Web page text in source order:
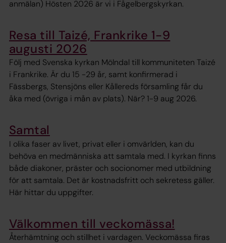
anmälan) Hösten 2026 är vi i Fågelbergskyrkan.
Resa till Taizé, Frankrike 1-9
augusti 2026
Följ med Svenska kyrkan Mölndal till kommuniteten Taizé
i Frankrike. Är du 15 -29 år, samt konfirmerad i
Fässbergs, Stensjöns eller Kållereds församling får du
åka med (övriga i mån av plats). När? 1-9 aug 2026.
Samtal
I olika faser av livet, privat eller i omvärlden, kan du
behöva en medmänniska att samtala med. I kyrkan finns
både diakoner, präster och socionomer med utbildning
för att samtala. Det är kostnadsfritt och sekretess gäller.
Här hittar du uppgifter.
Välkommen till veckomässa!
Återhämtning och stillhet i vardagen. Veckomässa firas